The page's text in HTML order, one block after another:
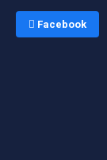
 Facebook